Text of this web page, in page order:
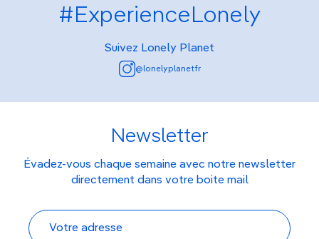
#ExperienceLonely
Suivez Lonely Planet
@lonelyplanetfr
Newsletter
Évadez-vous chaque semaine avec notre newsletter
directement dans votre boite mail